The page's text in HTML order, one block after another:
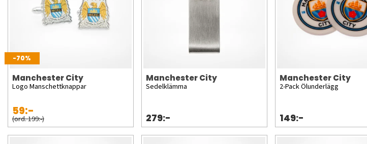
-70%
Manchester City
Logo Manschettknappar
59:-
(ord. 199:-)
Manchester City
Sedelklämma
279:-
Manchester City
2-Pack Ölunderlägg
149:-